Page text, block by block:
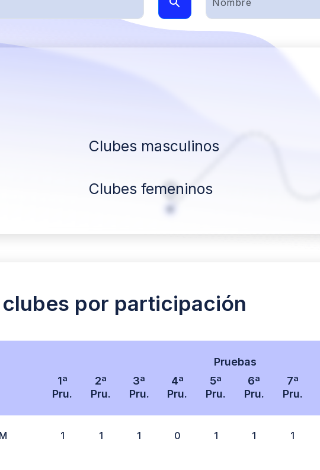
Clubes masculinos
Clubes femeninos
por participación
Pruebas
1ª
Pru.
2ª
Pru.
3ª
Pru.
4ª
Pru.
5ª
Pru.
6ª
Pru.
7ª
Pru.
1 1 1 0 1 1 1